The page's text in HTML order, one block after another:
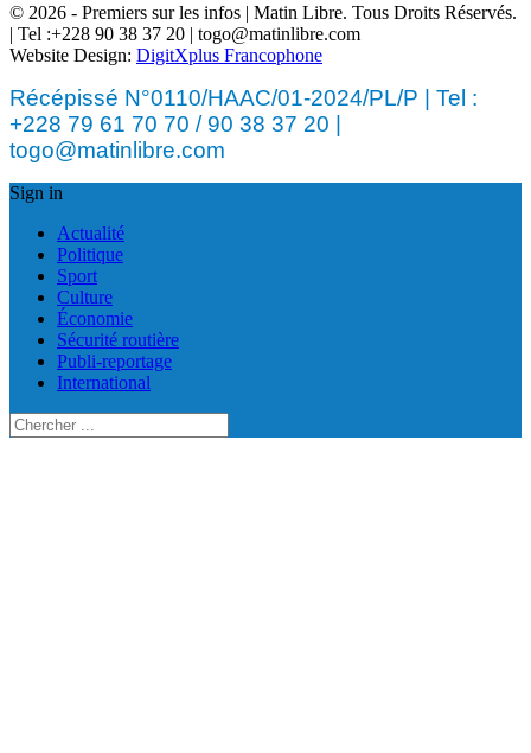
© 2026 - Premiers sur les infos | Matin Libre. Tous Droits Réservés.
| Tel :+228 90 38 37 20 | togo@matinlibre.com
Website Design: DigitXplus Francophone
Récépissé N°0110/HAAC/01-2024/PL/P | Tel :
+228 79 61 70 70 / 90 38 37 20 |
togo@matinlibre.com
Sign in
Actualité
Politique
Sport
Culture
Économie
Sécurité routière
Publi-reportage
International